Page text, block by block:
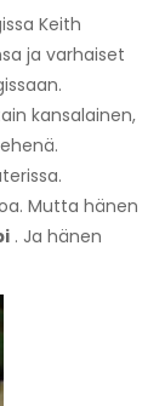
Keith
ja varhaiset
kansalainen,
Mutta hänen
. Ja hänen